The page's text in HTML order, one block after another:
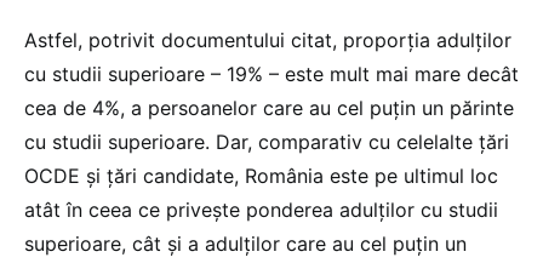
Astfel, potrivit documentului citat, proporția adulților
cu studii superioare – 19% – este mult mai mare decât
cea de 4%, a persoanelor care au cel puțin un părinte
cu studii superioare. Dar, comparativ cu celelalte țări
OCDE și țări candidate, România este pe ultimul loc
atât în ceea ce privește ponderea adulților cu studii
superioare, cât și a adulților care au cel puțin un